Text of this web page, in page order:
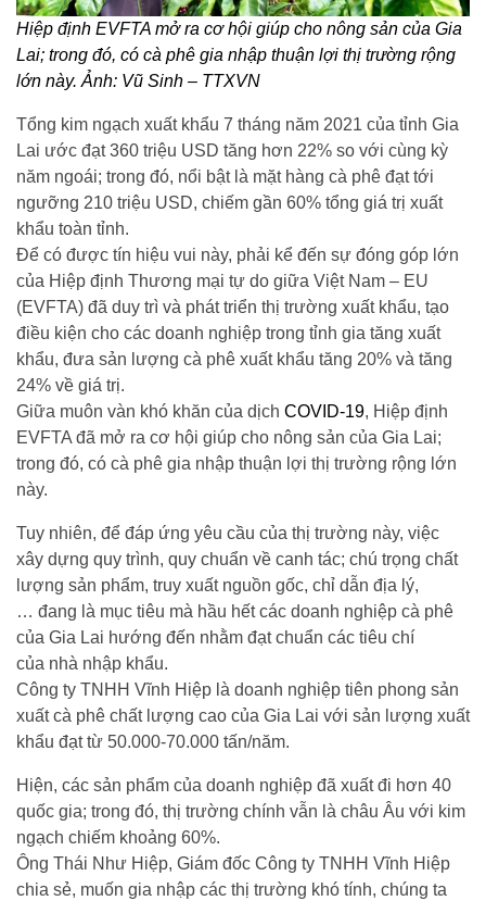
Hiệp định EVFTA mở ra cơ hội giúp cho nông sản của Gia
Lai; trong đó, có cà phê gia nhập thuận lợi thị trường rộng
lớn này. Ảnh: Vũ Sinh – TTXVN
Tổng kim ngạch xuất khẩu 7 tháng năm 2021 của tỉnh Gia
Lai ước đạt 360 triệu USD tăng hơn 22% so với cùng kỳ
năm ngoái; trong đó, nổi bật là mặt hàng cà phê đạt tới
ngưỡng 210 triệu USD, chiếm gần 60% tổng giá trị xuất
khẩu toàn tỉnh.
Để có được tín hiệu vui này, phải kể đến sự đóng góp lớn
của Hiệp định Thương mại tự do giữa Việt Nam – EU
(EVFTA) đã duy trì và phát triển thị trường xuất khẩu, tạo
điều kiện cho các doanh nghiệp trong tỉnh gia tăng xuất
khẩu, đưa sản lượng cà phê xuất khẩu tăng 20% và tăng
24% về giá trị.
Giữa muôn vàn khó khăn của dịch COVID-19, Hiệp định
EVFTA đã mở ra cơ hội giúp cho nông sản của Gia Lai;
trong đó, có cà phê gia nhập thuận lợi thị trường rộng lớn
này.
Tuy nhiên, để đáp ứng yêu cầu của thị trường này, việc
xây dựng quy trình, quy chuẩn về canh tác; chú trọng chất
lượng sản phẩm, truy xuất nguồn gốc, chỉ dẫn địa lý,
… đang là mục tiêu mà hầu hết các doanh nghiệp cà phê
của Gia Lai hướng đến nhằm đạt chuẩn các tiêu chí
của nhà nhập khẩu.
Công ty TNHH Vĩnh Hiệp là doanh nghiệp tiên phong sản
xuất cà phê chất lượng cao của Gia Lai với sản lượng xuất
khẩu đạt từ 50.000-70.000 tấn/năm.
Hiện, các sản phẩm của doanh nghiệp đã xuất đi hơn 40
quốc gia; trong đó, thị trường chính vẫn là châu Âu với kim
ngạch chiếm khoảng 60%.
Ông Thái Như Hiệp, Giám đốc Công ty TNHH Vĩnh Hiệp
chia sẻ, muốn gia nhập các thị trường khó tính, chúng ta